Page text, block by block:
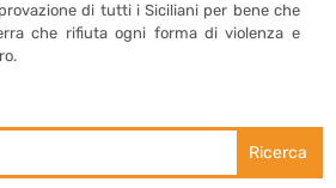
di tutti i Siciliani per bene che
che rifiuta ogni forma di violenza e